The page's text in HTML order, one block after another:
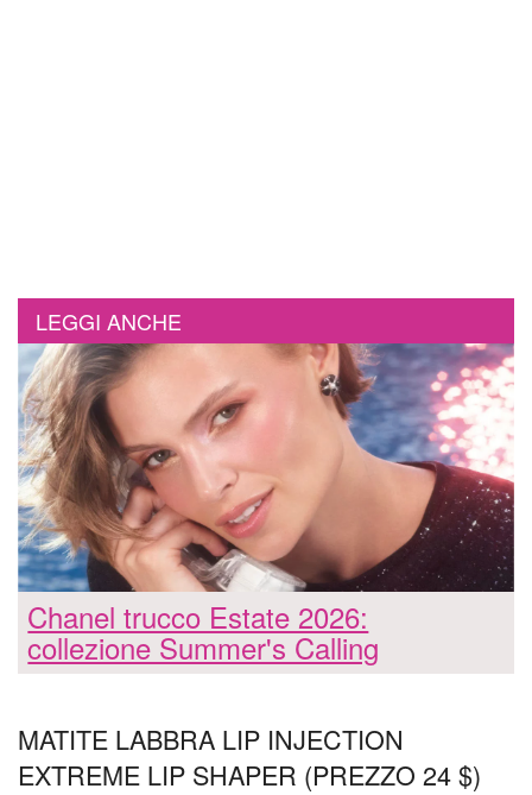
LEGGI ANCHE
Chanel trucco Estate 2026:
collezione Summer's Calling
MATITE LABBRA LIP INJECTION
EXTREME LIP SHAPER (PREZZO 24 $)